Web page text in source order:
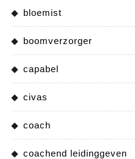
bloemist
boomverzorger
capabel
civas
coach
coachend leidinggeven